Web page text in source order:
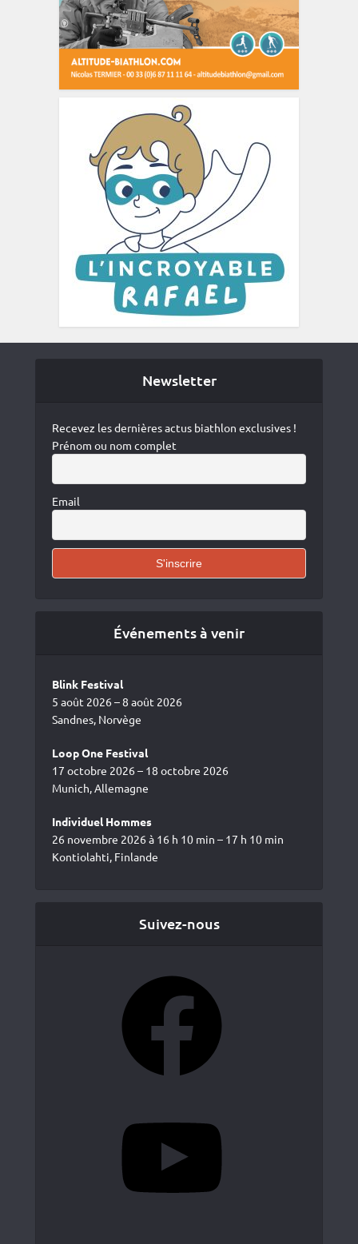
Newsletter
Recevez les dernières actus biathlon exclusives !
Prénom ou nom complet
Email
Événements à venir
Blink Festival
5 août 2026 – 8 août 2026
Sandnes, Norvège
Loop One Festival
17 octobre 2026 – 18 octobre 2026
Munich, Allemagne
Individuel Hommes
26 novembre 2026 à 16 h 10 min – 17 h 10 min
Kontiolahti, Finlande
Suivez-nous